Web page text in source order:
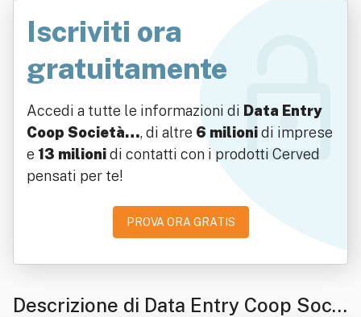
Iscriviti ora
gratuitamente
Accedi a tutte le informazioni di Data Entry
Coop Società…, di altre 6 milionidi imprese
e 13 milionidi contatti con i prodotti Cerved
pensati per te!
PROVA ORA GRATIS
Descrizione di Data Entry Coop Socie